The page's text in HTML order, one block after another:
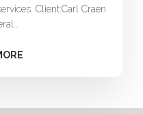
Client:Carl Craen